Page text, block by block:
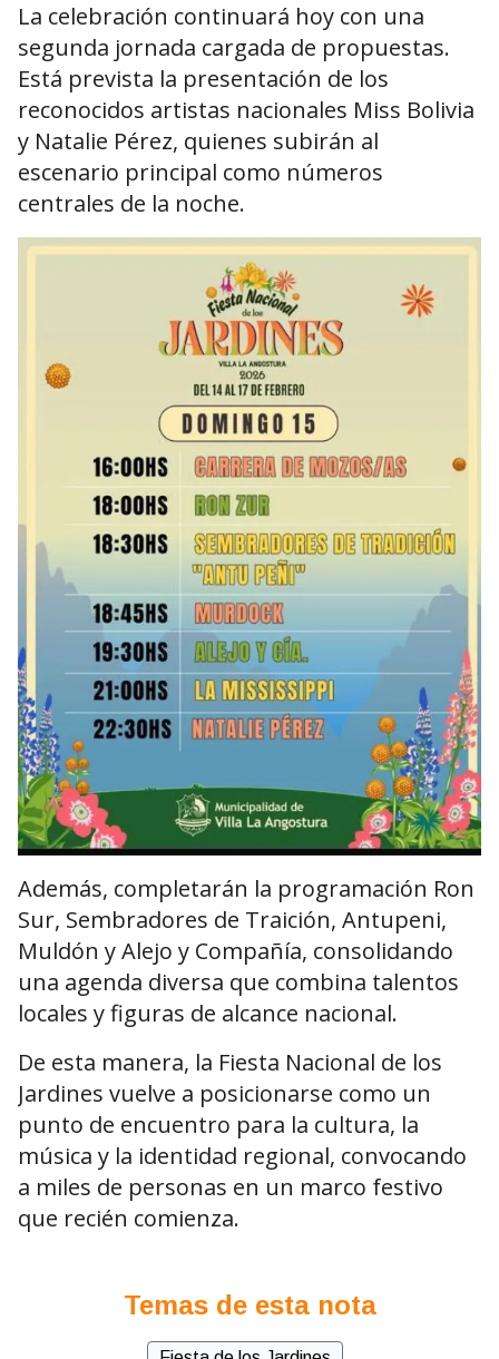
La celebración continuará hoy con una
segunda jornada cargada de propuestas.
Está prevista la presentación de los
reconocidos artistas nacionales Miss Bolivia
y Natalie Pérez, quienes subirán al
escenario principal como números
centrales de la noche.
Además, completarán la programación Ron
Sur, Sembradores de Traición, Antupeni,
Muldón y Alejo y Compañía, consolidando
una agenda diversa que combina talentos
locales y figuras de alcance nacional.
De esta manera, la Fiesta Nacional de los
Jardines vuelve a posicionarse como un
punto de encuentro para la cultura, la
música y la identidad regional, convocando
a miles de personas en un marco festivo
que recién comienza.
Temas de esta nota